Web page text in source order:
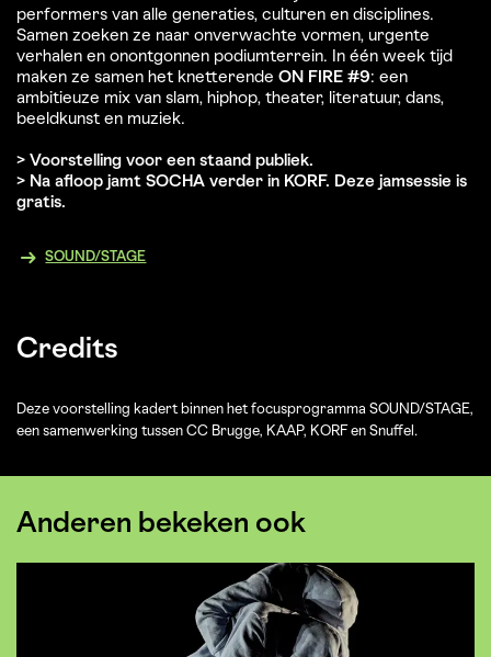
performers van alle generaties, culturen en disciplines.
Samen zoeken ze naar onverwachte vormen, urgente
verhalen en onontgonnen podiumterrein. In één week tijd
maken ze samen het knetterende ON FIRE #9: een
ambitieuze mix van slam, hiphop, theater, literatuur, dans,
beeldkunst en muziek.
> Voorstelling voor een staand publiek.
> Na afloop jamt SOCHA verder in KORF. Deze jamsessie is
gratis.
SOUND/STAGE
Credits
Deze voorstelling kadert binnen het focusprogramma SOUND/STAGE,
een samenwerking tussen CC Brugge, KAAP, KORF en Snuffel.
Anderen bekeken ook